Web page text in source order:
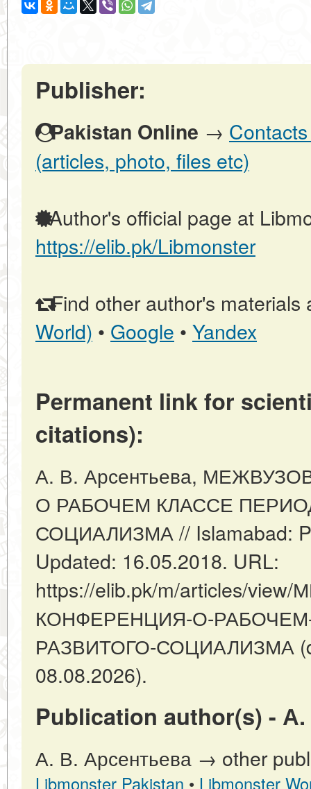
Publisher:
Pakistan Online →
(articles, photo, files etc)
Author's official page at
https://elib.pk/Libmonster
Find other author's materials
World) • Google • Yandex
Permanent link for
citations):
А. В. Арсентьева,
О РАБОЧЕМ КЛАССЕ
СОЦИАЛИЗМА // Islamabad:
Updated: 16.05.2018. URL:
https://elib.pk/m/articles/
КОНФЕРЕНЦИЯ-О-
РАЗВИТОГО-СОЦИАЛИЗМА
08.08.2026).
Publication author(s) -
А. В. Арсентьева → other
Libmonster Pakistan • Libmonster